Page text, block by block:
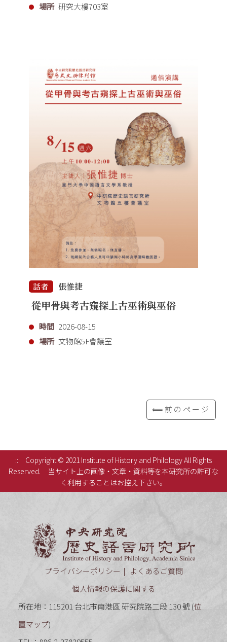
場所 研究大樓703室
話者 張惟捷
從甲骨與考古窺探上古巫術與巫俗
時間 2026-08-15
場所 文物館5F會議室
⟸前のページ
:::
Copyright © 2021 Institute of History and Philology All Rights
Reserved.
当サイト上の画像・文章・資料等を本研究所の許可な
く利用することはお控え下さい。
プライバシーポリシー
よくあるご質問
個人情報の保護に関する
所在地：115201 台北市南港區 研究院路二段 130 號 (位
置マップ)